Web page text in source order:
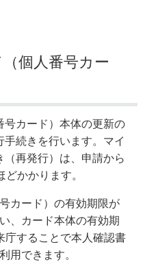
個人番号カー
号カード）本体の更新の
続きを行います。マイ
再発行）は、申請から
かかります。
カード）の有効期限が
、カード本体の有効期
庁することで本人確認書
用できます。